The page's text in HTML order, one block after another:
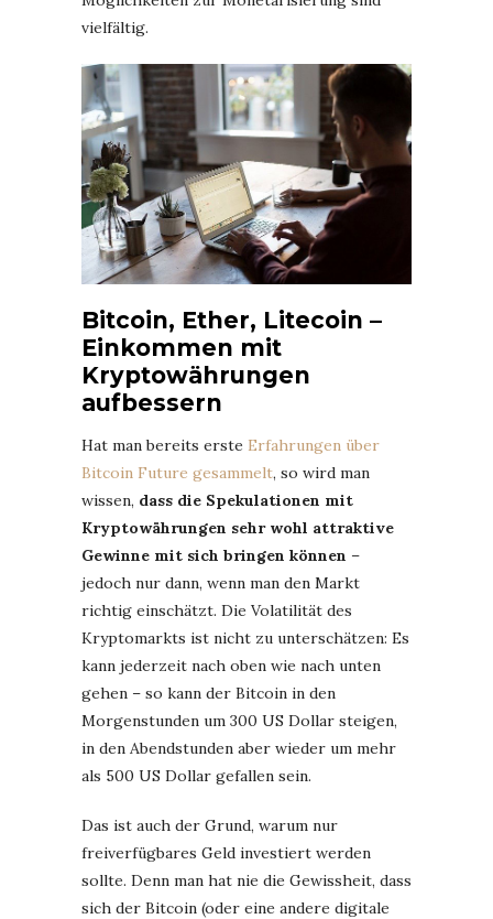
vielfältig.
Bitcoin, Ether, Litecoin –
Einkommen mit
Kryptowährungen
aufbessern
Hat man bereits erste Erfahrungen über
Bitcoin Future gesammelt, so wird man
wissen, dass die Spekulationen mit
Kryptowährungen sehr wohl attraktive
Gewinne mit sich bringen können –
jedoch nur dann, wenn man den Markt
richtig einschätzt. Die Volatilität des
Kryptomarkts ist nicht zu unterschätzen: Es
kann jederzeit nach oben wie nach unten
gehen – so kann der Bitcoin in den
Morgenstunden um 300 US Dollar steigen,
in den Abendstunden aber wieder um mehr
als 500 US Dollar gefallen sein.
Das ist auch der Grund, warum nur
freiverfügbares Geld investiert werden
sollte. Denn man hat nie die Gewissheit, dass
sich der Bitcoin (oder eine andere digitale